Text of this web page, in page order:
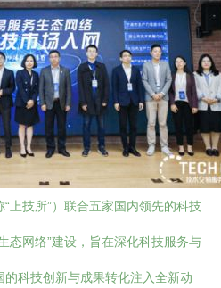
“上技所”）联合五家国内领先的科技
态网络”建设，旨在深化科技服务与
科技创新与成果转化注入全新动